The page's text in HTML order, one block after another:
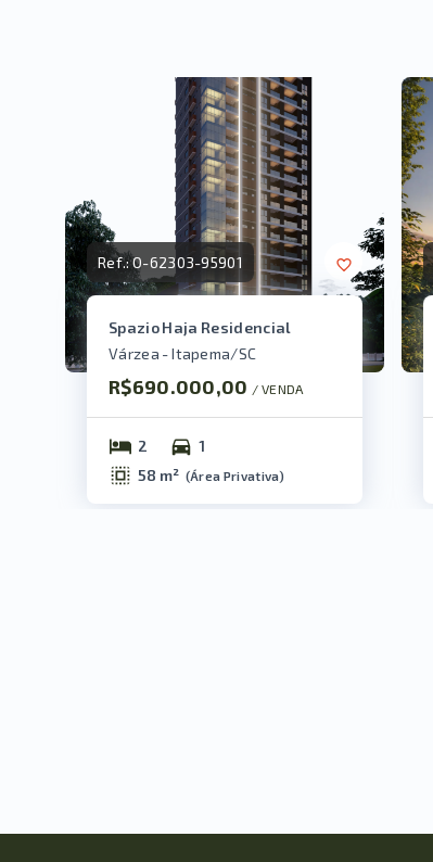
Ref.:O-62303-95901
Spazio Haja Residencial
Várzea - Itapema/SC
R$690.000,00 / VENDA
2
1
58 m² (Área Privativa)